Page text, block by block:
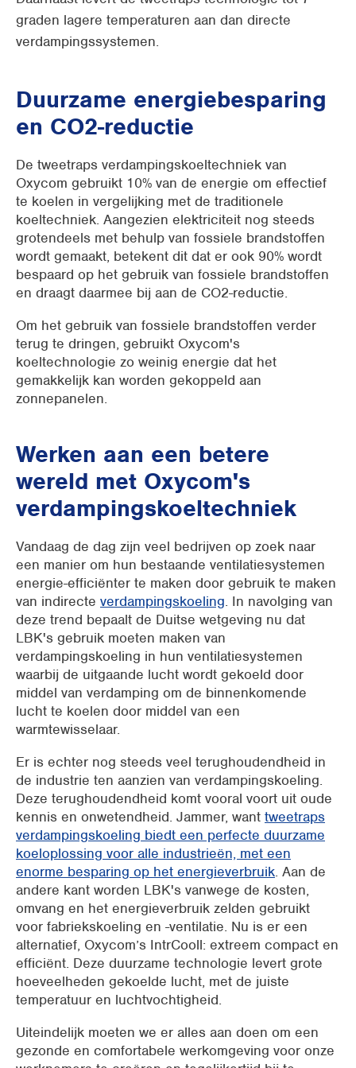
graden lagere temperaturen aan dan directe
verdampingssystemen.
Duurzame energiebesparing
en CO2-reductie
De tweetraps verdampingskoeltechniek van
Oxycom gebruikt 10% van de energie om effectief
te koelen in vergelijking met de traditionele
koeltechniek. Aangezien elektriciteit nog steeds
grotendeels met behulp van fossiele brandstoffen
wordt gemaakt, betekent dit dat er ook 90% wordt
bespaard op het gebruik van fossiele brandstoffen
en draagt daarmee bij aan de CO2-reductie.
Om het gebruik van fossiele brandstoffen verder
terug te dringen, gebruikt Oxycom's
koeltechnologie zo weinig energie dat het
gemakkelijk kan worden gekoppeld aan
zonnepanelen.
Werken aan een betere
wereld met Oxycom's
verdampingskoeltechniek
Vandaag de dag zijn veel bedrijven op zoek naar
een manier om hun bestaande ventilatiesystemen
energie-efficiënter te maken door gebruik te maken
van indirecte verdampingskoeling. In navolging van
deze trend bepaalt de Duitse wetgeving nu dat
LBK's gebruik moeten maken van
verdampingskoeling in hun ventilatiesystemen
waarbij de uitgaande lucht wordt gekoeld door
middel van verdamping om de binnenkomende
lucht te koelen door middel van een
warmtewisselaar.
Er is echter nog steeds veel terughoudendheid in
de industrie ten aanzien van verdampingskoeling.
Deze terughoudendheid komt vooral voort uit oude
kennis en onwetendheid. Jammer, want tweetraps
verdampingskoeling biedt een perfecte duurzame
koeloplossing voor alle industrieën, met een
enorme besparing op het energieverbruik. Aan de
andere kant worden LBK's vanwege de kosten,
omvang en het energieverbruik zelden gebruikt
voor fabriekskoeling en -ventilatie. Nu is er een
alternatief, Oxycom’s IntrCooll: extreem compact en
efficiënt. Deze duurzame technologie levert grote
hoeveelheden gekoelde lucht, met de juiste
temperatuur en luchtvochtigheid.
Uiteindelijk moeten we er alles aan doen om een
gezonde en comfortabele werkomgeving voor onze